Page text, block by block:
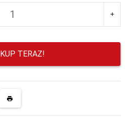
KUP TERAZ!